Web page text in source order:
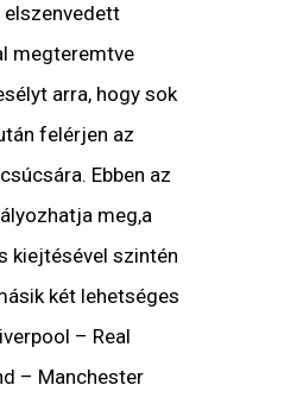
elszenvedett
megteremtve
arra, hogy sok
felérjen az
Ebben az
meg,a
kiejtésével szintén
két lehetséges
– Real
– Manchester